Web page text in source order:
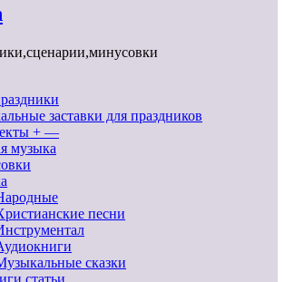
заставки для праздников
+ —
музыка
песни
сказки